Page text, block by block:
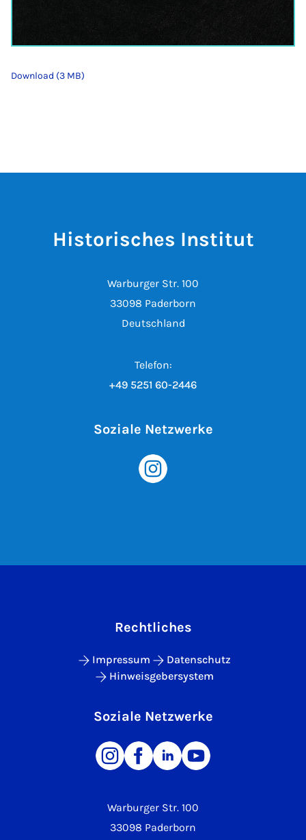
Download (3 MB)
Historisches Institut
Warburger Str. 100
33098 Paderborn
Deutschland
Telefon:
+49 5251 60-2446
Soziale Netzwerke
Warburger Str. 100
33098 Paderborn
Rechtliches
Impressum
Datenschutz
Hinweisgebersystem
Soziale Netzwerke